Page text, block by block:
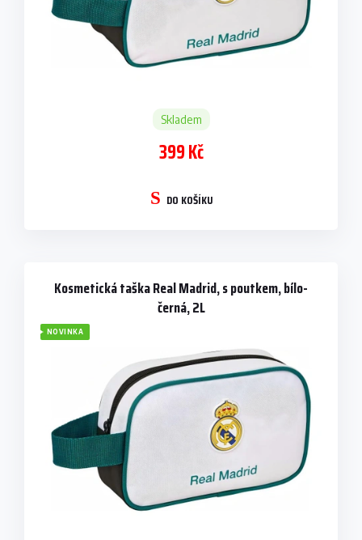
Skladem
399 Kč
DO KOŠÍKU
Kosmetická taška Real Madrid, s poutkem, bílo-
černá, 2L
NOVINKA